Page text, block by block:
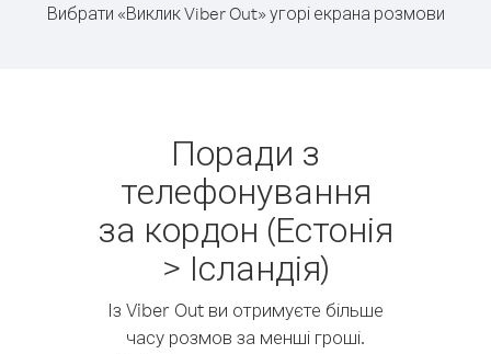
Вибрати «Виклик Viber Out» угорі екрана розмови
Поради з
телефонування
за кордон (Естонія
> Ісландія)
Із Viber Out ви отримуєте більше
часу розмов за менші гроші.